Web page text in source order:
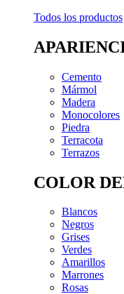
Todos los productos
Cemento
Mármol
Madera
Monocolores
Piedra
Terracota
Terrazos
COLOR
Blancos
Negros
Grises
Verdes
Amarillos
Marrones
Rosas